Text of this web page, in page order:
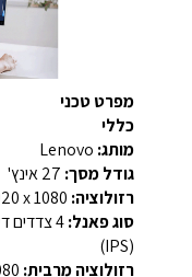
מפרט טכני
כללי
מותג:
גודל מסך:
רזולוציה:
סוג פאנל:
(IPS)‎
רזולוציה מרבית: